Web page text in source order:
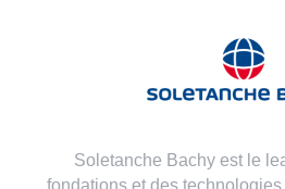
Soletanche Bachy est le
fondations et des